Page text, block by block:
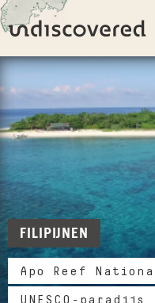
Ga naar inhoud
Undiscovered
FILIPIJNEN
Apo Reef
UNESCO-paradijs